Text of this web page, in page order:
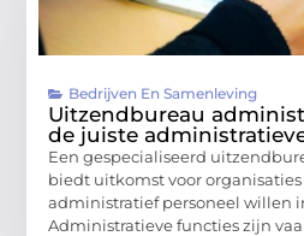
Bedrijven En Samenleving
Uitzendbureau
de juiste
Een gespecialiseerd
biedt uitkomst voor
administratief personeel willen
Administratieve functies zijn